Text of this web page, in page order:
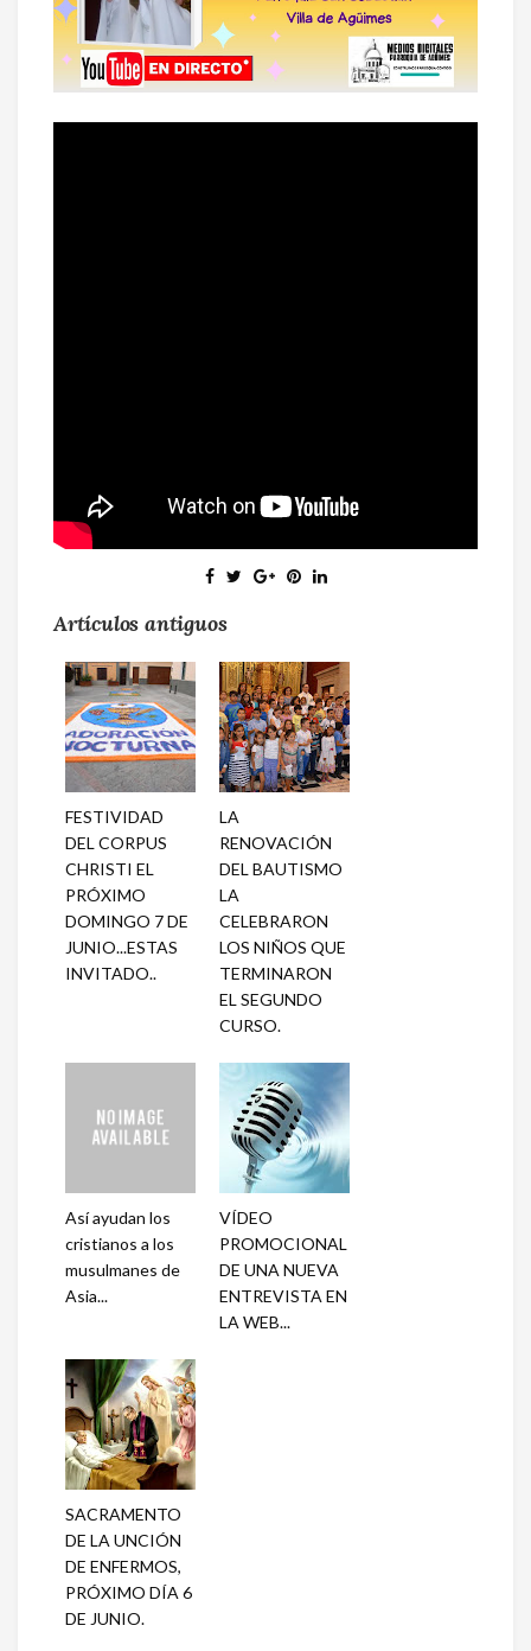
Artículos antiguos
FESTIVIDAD
DEL CORPUS
CHRISTI EL
PRÓXIMO
DOMINGO 7 DE
JUNIO...ESTAS
INVITADO..
LA
RENOVACIÓN
DEL BAUTISMO
LA
CELEBRARON
LOS NIÑOS QUE
TERMINARON
EL SEGUNDO
CURSO.
Así ayudan los
cristianos a los
musulmanes de
Asia...
VÍDEO
PROMOCIONAL
DE UNA NUEVA
ENTREVISTA EN
LA WEB...
SACRAMENTO
DE LA UNCIÓN
DE ENFERMOS,
PRÓXIMO DÍA 6
DE JUNIO.